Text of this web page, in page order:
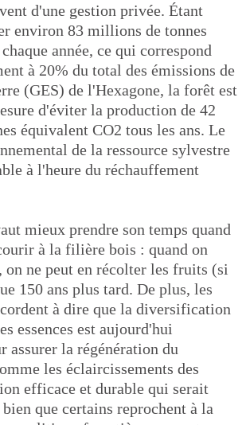
d'une gestion privée. Étant
environ 83 millions de tonnes
année, ce qui correspond
à 20% du total des émissions de
(GES) de l'Hexagone, la forêt est
d'éviter la production de 42
équivalent CO2 tous les ans. Le
de la ressource sylvestre
à l'heure du réchauffement
mieux prendre son temps quand
à la filière bois : quand on
on ne peut en récolter les fruits (si
150 ans plus tard. De plus, les
à dire que la diversification
essences est aujourd'hui
assurer la régénération du
les éclaircissements des
efficace et durable qui serait
que certains reprochent à la